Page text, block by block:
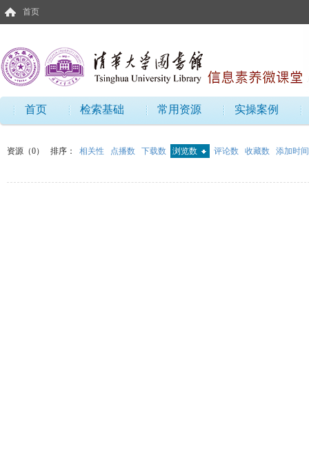
首页
首页 检索基础 常用资源 实操案例
资源（0） 排序： 相关性 点播数 下载数 浏览数 评论数 收藏数 添加时间